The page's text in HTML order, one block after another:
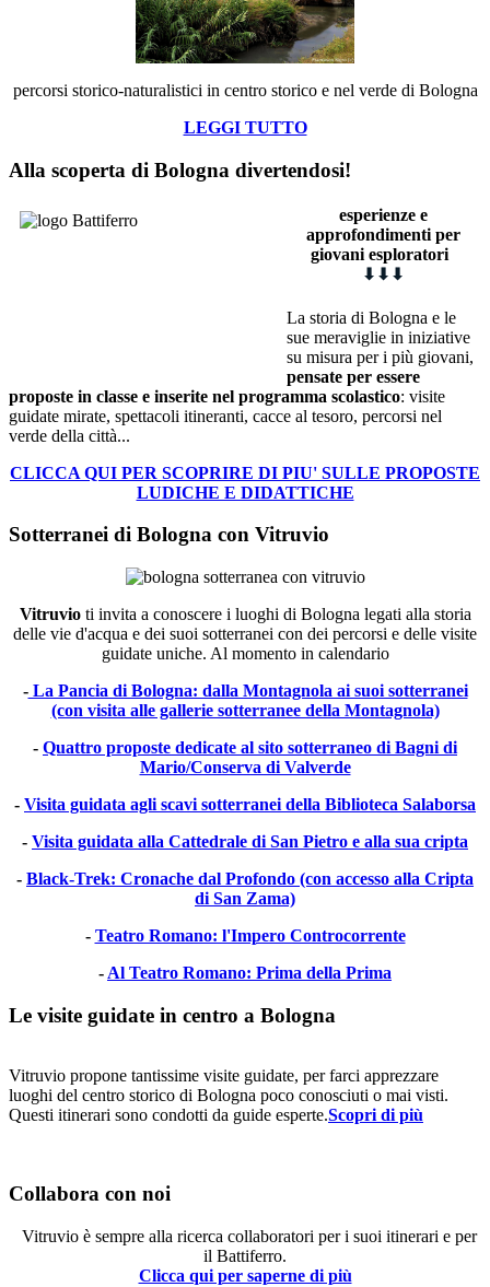
percorsi storico-naturalistici in centro storico e nel verde di Bologna
LEGGI TUTTO
Alla scoperta di Bologna divertendosi!
esperienze e
approfondimenti per
giovani esploratori
⬇ ⬇ ⬇
La storia di Bologna e le
sue meraviglie in iniziative
su misura per i più giovani,
pensate per essere
proposte in classe e inserite nel programma scolastico: visite
guidate mirate, spettacoli itineranti, cacce al tesoro, percorsi nel
verde della città...
CLICCA QUI PER SCOPRIRE DI PIU' SULLE PROPOSTE
LUDICHE E DIDATTICHE
Sotterranei di Bologna con Vitruvio
Vitruvioti invita a conoscere i luoghi di Bologna legati alla storia
delle vie d'acqua e dei suoi sotterranei con dei percorsi e delle visite
guidate uniche. Al momento in calendario
-La Pancia di Bologna: dalla Montagnola ai suoi sotterranei
(con visita alle gallerie sotterranee della Montagnola)
- Quattro proposte dedicate al sito sotterraneo di Bagni di
Mario/Conserva di Valverde
- Visita guidata agli scavi sotterranei della Biblioteca Salaborsa
- Visita guidata alla Cattedrale di San Pietro e alla sua cripta
- Black-Trek: Cronache dal Profondo (con accesso alla Cripta
di San Zama)
- Teatro Romano: l'Impero Controcorrente
- Al Teatro Romano: Prima della Prima
Le visite guidate in centro a Bologna
Vitruvio propone tantissime visite guidate, per farci apprezzare
luoghi del centro storico di Bologna poco conosciuti o mai visti.
Questi itinerari sono condotti da guide esperte.Scopri di più
Collabora con noi
Vitruvio è sempre alla ricerca collaboratori per i suoi itinerari e per
il Battiferro.
Clicca qui per saperne di più